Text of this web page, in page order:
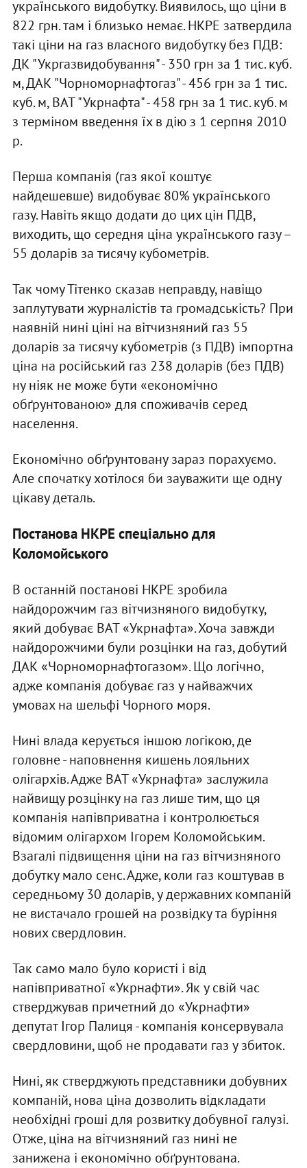
українського видобутку. Виявилось, що ціни в
822 грн. там і близько немає. НКРЕ затвердила
такі ціни на газ власного видобутку без ПДВ:
ДК "Укргазвидобування" - 350 грн за 1 тис. куб.
м, ДАК "Чорноморнафтогаз" - 456 грн за 1 тис.
куб. м, ВАТ "Укрнафта" - 458 грн за 1 тис. куб. м
з терміном введення їх в дію з 1 серпня 2010
р.
Перша компанія (газ якої коштує
найдешевше) видобуває 80% українського
газу. Навіть якщо додати до цих цін ПДВ,
виходить, що середня ціна українського газу –
55 доларів за тисячу кубометрів.
Так чому Тітенко сказав неправду, навіщо
заплутувати журналістів та громадськість? При
наявній нині ціні на вітчизняний газ 55
доларів за тисячу кубометрів (з ПДВ) імпортна
ціна на російський газ 238 доларів (без ПДВ)
ну ніяк не може бути «економічно
обґрунтованою» для споживачів серед
населення.
Економічно обґрунтовану зараз порахуємо.
Але спочатку хотілося би зауважити ще одну
цікаву деталь.
Постанова НКРЕ спеціально для
Коломойського
В останній постанові НКРЕ зробила
найдорожчим газ вітчизняного видобутку,
який добуває ВАТ «Укрнафта». Хоча завжди
найдорожчими були розцінки на газ, добутий
ДАК «Чорноморнафтогазом». Що логічно,
адже компанія добуває газ у найважчих
умовах на шельфі Чорного моря.
Нині влада керується іншою логікою, де
головне - наповнення кишень лояльних
олігархів. Адже ВАТ «Укрнафта» заслужила
найвищу розцінку на газ лише тим, що ця
компанія напівприватна і контролюється
відомим олігархом Ігорем Коломойським.
Взагалі підвищення ціни на газ вітчизняного
добутку мало сенс. Адже, коли газ коштував в
середньому 30 доларів, у державних компаній
не вистачало грошей на розвідку та буріння
нових свердловин.
Так само мало було користі і від
напівприватної «Укрнафти». Як у свій час
стверджував причетний до «Укрнафти»
депутат Ігор Палиця - компанія консервувала
свердловини, щоб не продавати газ у збиток.
Нині, як стверджують представники добувних
компаній, нова ціна дозволить відкладати
необхідні гроші для розвитку добувної галузі.
Отже, ціна на вітчизняний газ нині не
занижена і економічно обґрунтована.